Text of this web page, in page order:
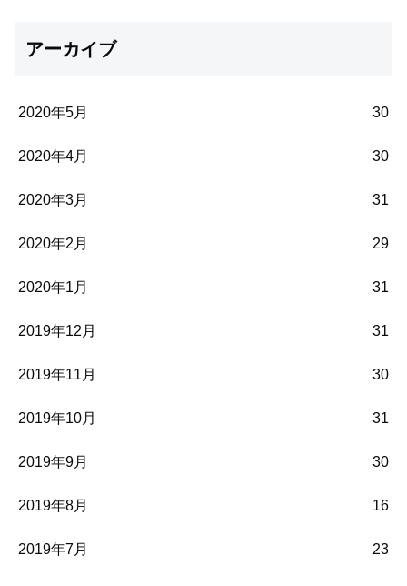
アーカイブ
2020年5月 30
2020年4月 30
2020年3月 31
2020年2月 29
2020年1月 31
2019年12月 31
2019年11月 30
2019年10月 31
2019年9月 30
2019年8月 16
2019年7月 23